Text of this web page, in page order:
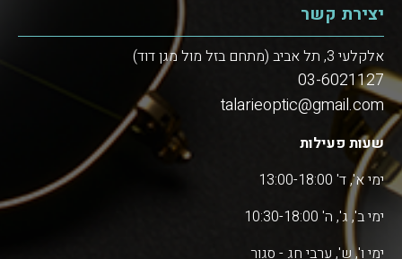
יצירת קשר
אלקלעי 3, תל אביב (מתחם בזל מול מגן דוד)
03-6021127
talarieoptic@gmail.com
שעות פעילות
ימי א', ד' 13:00-18:00
ימי ב', ג', ה' 10:30-18:00
ימי ו', ש', ערבי חג - סגור